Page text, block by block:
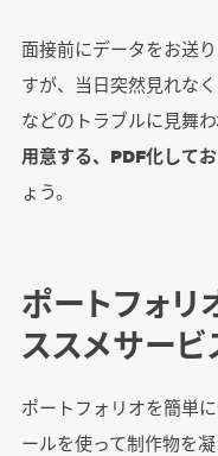
面接前にデータをお送
すが、当日突然見れな
などのトラブルに見舞
用意する、PDF化してお
ょう。
ポートフォ
ススメサービ
ポートフォリオを簡単
ールを使って制作物を